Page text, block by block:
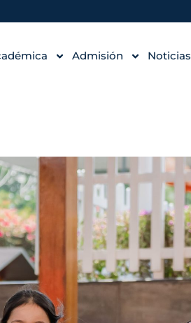
Admisión Noticias